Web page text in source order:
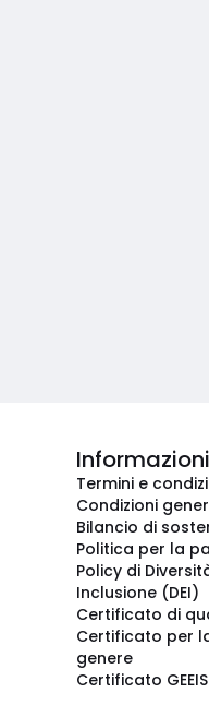
Termini e
Condizioni
Bilancio di
Politica per la
Policy di
Inclusione (DEI)
Certificato di
Certificato per
genere
Certificato GEEIS